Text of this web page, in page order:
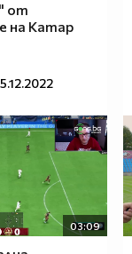
от
на Катар
03:09